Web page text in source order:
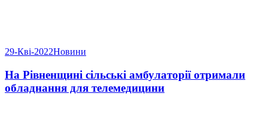
29-Кві-2022Новини
На Рівненщині сільські амбулаторії отримали
обладнання для телемедицини